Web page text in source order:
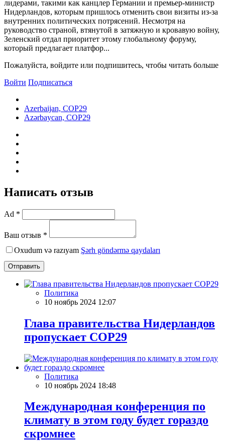
лидерами, такими как канцлер Германии и премьер-министр
Нидерландов, которым пришлось отменить свои визиты из-за
внутренних политических потрясений. Несмотря на
руководство страной, втянутой в затяжную и кровавую войну,
Зеленский отдал приоритет этому глобальному форуму,
который предлагает платфор...
Пожалуйста, войдите или подпишитесь, чтобы читать больше
Войти Подписаться
Azerbaijan, COP29
Azərbaycan, COP29
Написать отзыв
Ad *
Ваш отзыв *
Oxudum və razıyam Şərh göndərmə qaydaları
Отправить
Политика
10 ноябрь 2024 12:07
Глава правительства Нидерландов
пропускает COP29
Политика
10 ноябрь 2024 18:48
Международная конференция по
климату в этом году будет гораздо
скромнее